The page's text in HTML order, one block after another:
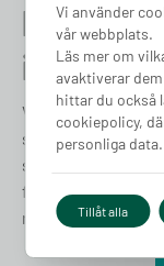
Prata
idag
Vi förstår att
strävar vi efter att
support. Vårt
för att hjälpa dig
råd om
Vi använder
vår webbplats.
Läs mer om
avaktiverar
hittar du också
cookiepolicy,
personliga data.
Tillåt alla